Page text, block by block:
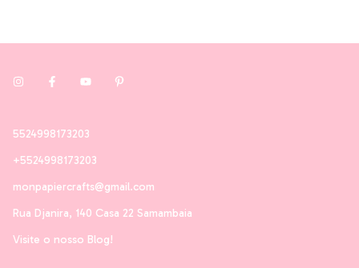
5524998173203
+5524998173203
monpapiercrafts@gmail.com
Rua Djanira, 140 Casa 22 Samambaia
Visite o nosso Blog!